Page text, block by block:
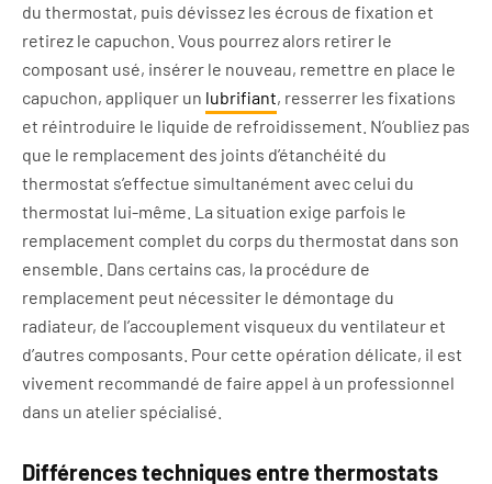
du thermostat, puis dévissez les écrous de fixation et
retirez le capuchon. Vous pourrez alors retirer le
composant usé, insérer le nouveau, remettre en place le
capuchon, appliquer un lubrifiant, resserrer les fixations
et réintroduire le liquide de refroidissement. N’oubliez pas
que le remplacement des joints d’étanchéité du
thermostat s’effectue simultanément avec celui du
thermostat lui-même. La situation exige parfois le
remplacement complet du corps du thermostat dans son
ensemble. Dans certains cas, la procédure de
remplacement peut nécessiter le démontage du
radiateur, de l’accouplement visqueux du ventilateur et
d’autres composants. Pour cette opération délicate, il est
vivement recommandé de faire appel à un professionnel
dans un atelier spécialisé.
Différences techniques entre thermostats